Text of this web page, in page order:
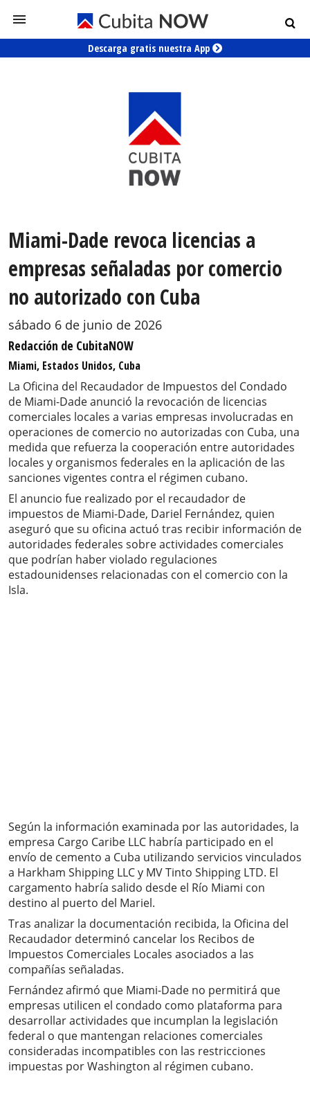
Descarga gratis nuestra App
Miami-Dade revoca licencias a
empresas señaladas por comercio
no autorizado con Cuba
sábado 6 de junio de 2026
Redacción de CubitaNOW
Miami, Estados Unidos, Cuba
La Oficina del Recaudador de Impuestos del Condado
de Miami-Dade anunció la revocación de licencias
comerciales locales a varias empresas involucradas en
operaciones de comercio no autorizadas con Cuba, una
medida que refuerza la cooperación entre autoridades
locales y organismos federales en la aplicación de las
sanciones vigentes contra el régimen cubano.
El anuncio fue realizado por el recaudador de
impuestos de Miami-Dade, Dariel Fernández, quien
aseguró que su oficina actuó tras recibir información de
autoridades federales sobre actividades comerciales
que podrían haber violado regulaciones
estadounidenses relacionadas con el comercio con la
Isla.
Según la información examinada por las autoridades, la
empresa Cargo Caribe LLC habría participado en el
envío de cemento a Cuba utilizando servicios vinculados
a Harkham Shipping LLC y MV Tinto Shipping LTD. El
cargamento habría salido desde el Río Miami con
destino al puerto del Mariel.
Tras analizar la documentación recibida, la Oficina del
Recaudador determinó cancelar los Recibos de
Impuestos Comerciales Locales asociados a las
compañías señaladas.
Fernández afirmó que Miami-Dade no permitirá que
empresas utilicen el condado como plataforma para
desarrollar actividades que incumplan la legislación
federal o que mantengan relaciones comerciales
consideradas incompatibles con las restricciones
impuestas por Washington al régimen cubano.